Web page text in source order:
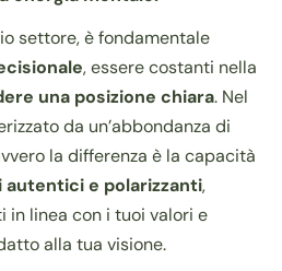
settore, è fondamentale
, essere costanti nella
una posizione chiara. Nel
da un’abbondanza di
la differenza è la capacità
e polarizzanti,
linea con i tuoi valori e
alla tua visione.